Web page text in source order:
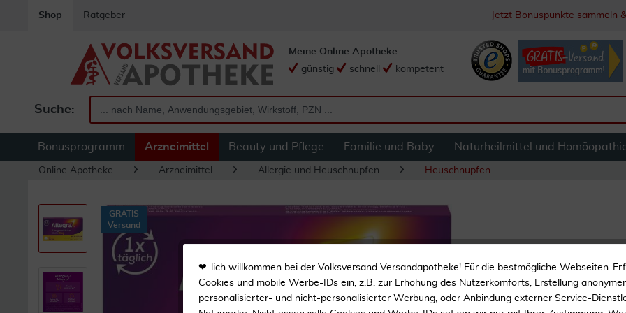
Shop Ratgeber Jetzt Bonuspunkte sammeln
Suche:
Meine Online Apotheke
günstig
schnell kompetent
Bonusprogramm Arzneimittel Beauty und Pflege Familie und Baby Naturheilmittel und
Online Apotheke Arzneimittel Allergie und Heuschnupfen Heuschnupfen
Allegra
GRATIS
Versand
❤-lich willkommen bei der Volksversand Versandapotheke! Für die bestmögliche Webseiten-
Cookies und mobile Werbe-IDs ein, z.B. zur Erhöhung des Nutzerkomforts, Erstellung
personalisierter- und nicht-personalisierter Werbung, oder Anbindung externer Service-